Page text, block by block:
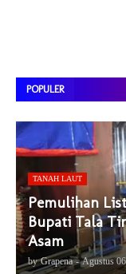
POPULER
TANAH LAUT
Pemulihan
Bupati Tala
Asam
by Grapena - Agustus